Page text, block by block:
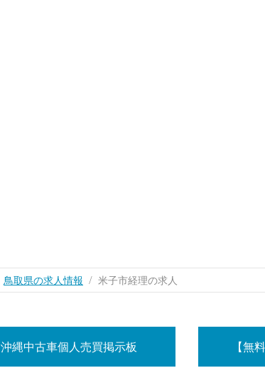
鳥取県の求人情報 米子市経理の求人
沖縄中古車個人売買掲示板 【無